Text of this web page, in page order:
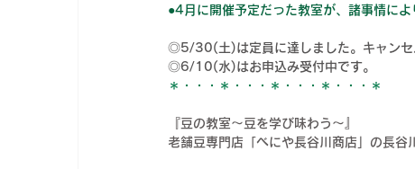
●4月に開催予定だった教室が、諸事情に
◎5/30(土)は定員に達しました。キャンセ
◎6/10(水)はお申込み受付中です。
＊・・・＊・・・＊・・・＊・・・＊
『豆の教室〜豆を学び味わう〜』
老舗豆専門店「べにや長谷川商店」の長谷